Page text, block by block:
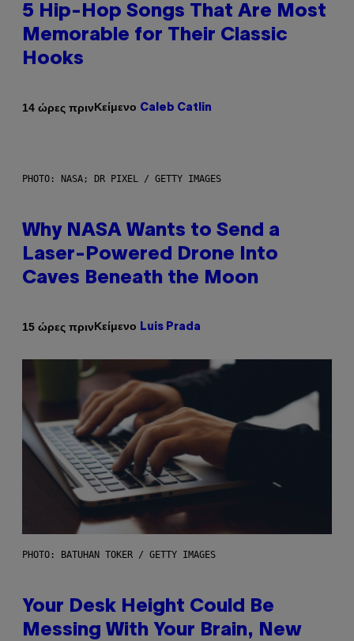
5 Hip-Hop Songs That Are Most
Memorable for Their Classic
Hooks
14 ώρες πρινΚείμενο Caleb Catlin
PHOTO: NASA; DR PIXEL / GETTY IMAGES
Why NASA Wants to Send a
Laser-Powered Drone Into
Caves Beneath the Moon
15 ώρες πρινΚείμενο Luis Prada
PHOTO: BATUHAN TOKER / GETTY IMAGES
Your Desk Height Could Be
Messing With Your Brain, New